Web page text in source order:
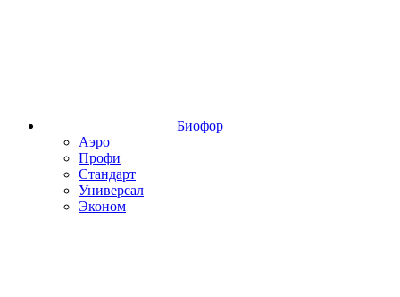
Биофор
Аэро
Профи
Стандарт
Универсал
Эконом